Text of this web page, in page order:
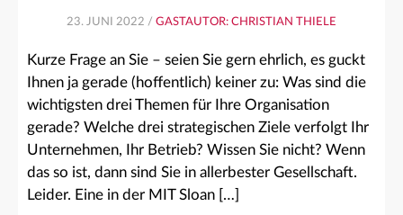
23. JUNI 2022 / GASTAUTOR: CHRISTIAN THIELE
Kurze Frage an Sie – seien Sie gern ehrlich, es guckt
Ihnen ja gerade (hoffentlich) keiner zu: Was sind die
wichtigsten drei Themen für Ihre Organisation
gerade? Welche drei strategischen Ziele verfolgt Ihr
Unternehmen, Ihr Betrieb? Wissen Sie nicht? Wenn
das so ist, dann sind Sie in allerbester Gesellschaft.
Leider. Eine in der MIT Sloan […]